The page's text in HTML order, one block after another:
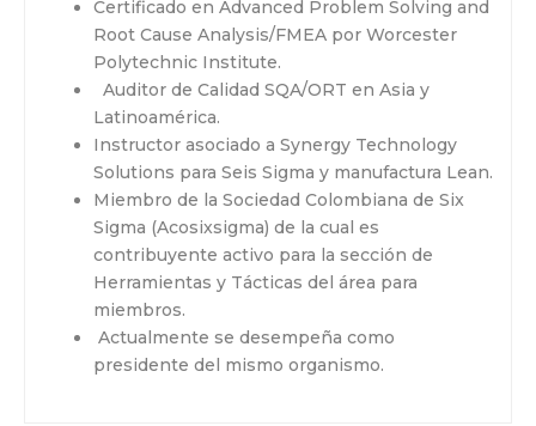
Certificado en Advanced Problem Solving and
Root Cause Analysis/FMEA por Worcester
Polytechnic Institute.
Auditor de Calidad SQA/ORT en Asia y
Latinoamérica.
Instructor asociado a Synergy Technology
Solutions para Seis Sigma y manufactura Lean.
Miembro de la Sociedad Colombiana de Six
Sigma (Acosixsigma) de la cual es
contribuyente activo para la sección de
Herramientas y Tácticas del área para
miembros.
Actualmente se desempeña como
presidente del mismo organismo.